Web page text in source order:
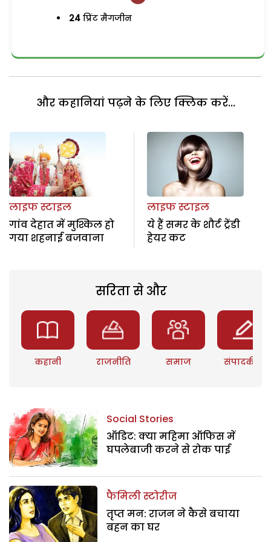
24 प्रिंट मैगजीन
और कहानियां पढ़ने के लिए क्लिक करें...
लाइफ स्टाइल
गांव देहात में मुश्किल हो
गया शहनाई बजवाना
लाइफ स्टाइल
ये हैं समर के शौर्ट ट्रेंडी
हेयर कट
सरिता से और
कहानी राजनीति समाज संपादकीय
Social Stories
ऑडिट: क्या महिमा ऑफिस में
घपलेबाजी करने से रोक पाई
फैमिली स्टोरीज
तृप्त मन: राजन ने कैसे बचाया
बहन का घर